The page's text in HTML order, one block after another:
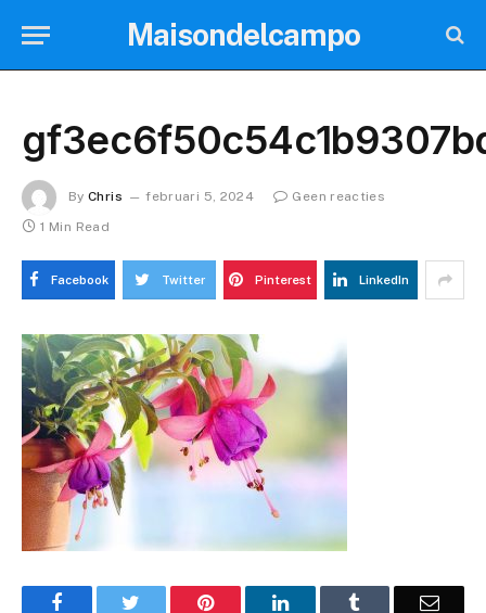
Maisondelcampo
By Chris februari 5, 2024
Geen reacties
1 Min Read
Facebook Twitter Pinterest LinkedIn
Facebook Pinterest LinkedIn Email